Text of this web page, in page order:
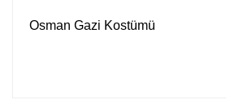
Osman Gazi Kostümü